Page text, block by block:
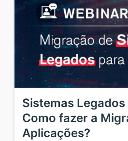
Sistemas
Como fazer a
Aplicações?